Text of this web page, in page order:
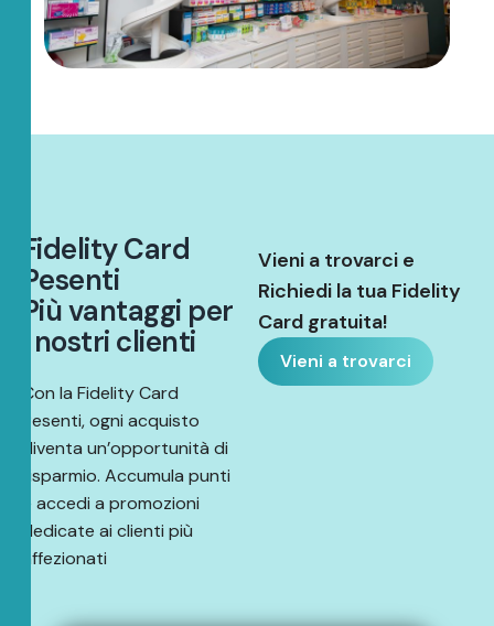
FidelityCard
Pesenti
Piùvantaggi per
nostri clienti
Con la Fidelity Card
Pesenti, ogni acquisto
diventa un’opportunità di
risparmio. Accumula punti
e accedi a promozioni
dedicate ai clienti più
affezionati
Vieni a trovarci e
Richiedi la tua Fidelity
Card gratuita!
Vieni a trovarci